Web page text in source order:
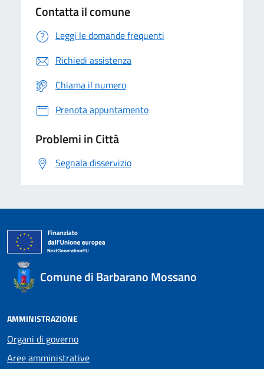
Contatta il comune
Leggi le domande frequenti
Richiedi assistenza
Chiama il numero
Prenota appuntamento
Problemi in Città
Segnala disservizio
Comune di Barbarano Mossano
AMMINISTRAZIONE
Organi di governo
Aree amministrative